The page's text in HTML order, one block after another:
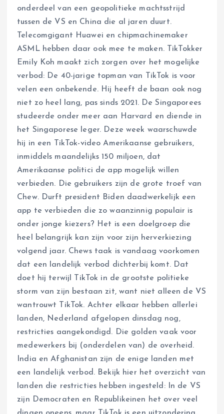
onderdeel van een geopolitieke machtsstrijd
tussen de VS en China die al jaren duurt.
Telecomgigant Huawei en chipmachinemaker
ASML hebben daar ook mee te maken. TikTokker
Emily Koh maakt zich zorgen over het mogelijke
verbod: De 40-jarige topman van TikTok is voor
velen een onbekende. Hij heeft de baan ook nog
niet zo heel lang, pas sinds 2021. De Singaporees
studeerde onder meer aan Harvard en diende in
het Singaporese leger. Deze week waarschuwde
hij in een TikTok-video Amerikaanse gebruikers,
inmiddels maandelijks 150 miljoen, dat
Amerikaanse politici de app mogelijk willen
verbieden. Die gebruikers zijn de grote troef van
Chew. Durft president Biden daadwerkelijk een
app te verbieden die zo waanzinnig populair is
onder jonge kiezers? Het is een doelgroep die
heel belangrijk kan zijn voor zijn herverkiezing
volgend jaar. Chews taak is vandaag voorkomen
dat een landelijk verbod dichterbij komt. Dat
doet hij terwijl TikTok in de grootste politieke
storm van zijn bestaan zit, want niet alleen de VS
wantrouwt TikTok. Achter elkaar hebben allerlei
landen, Nederland afgelopen dinsdag nog,
restricties aangekondigd. Die golden vaak voor
medewerkers bij (onderdelen van) de overheid.
India en Afghanistan zijn de enige landen met
een landelijk verbod. Bekijk hier het overzicht van
landen die restricties hebben ingesteld: In de VS
zijn Democraten en Republikeinen het over veel